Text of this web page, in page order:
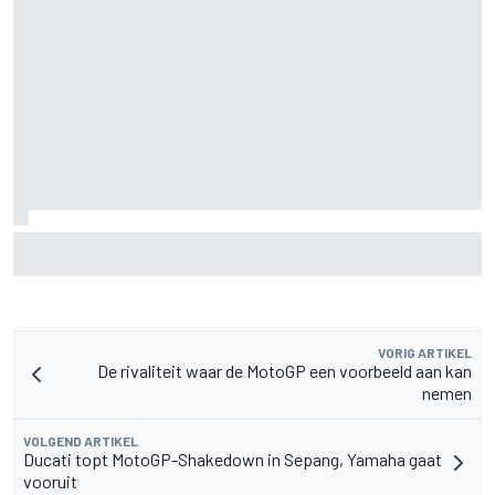
VORIG ARTIKEL
De rivaliteit waar de MotoGP een voorbeeld aan kan
nemen
VOLGEND ARTIKEL
Ducati topt MotoGP-Shakedown in Sepang, Yamaha gaat
vooruit